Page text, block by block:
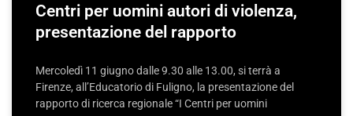
Centri per uomini autori di violenza,
presentazione del rapporto
Mercoledì 11 giugno dalle 9.30 alle 13.00, si terrà a
Firenze, all’Educatorio di Fuligno, la presentazione del
rapporto di ricerca regionale “I Centri per uomini